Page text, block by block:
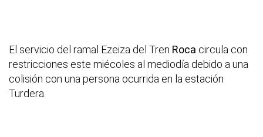
El servicio del ramal Ezeiza del Tren Roca circula con
restricciones este miécoles al mediodía debido a una
colisión con una persona ocurrida en la estación
Turdera.